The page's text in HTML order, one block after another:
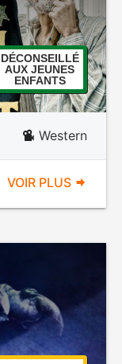
DÉCONSEILLÉ
AUX JEUNES
ENFANTS
Western
VOIR PLUS